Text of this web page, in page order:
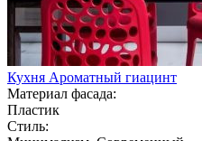
Кухня Ароматный гиацинт
Материал фасада:
Пластик
Стиль: